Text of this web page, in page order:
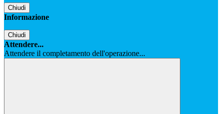
Chiudi
Informazione
Chiudi
Attendere...
Attendere il completamento dell'operazione...